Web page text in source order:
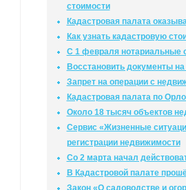
стоимости
Кадастровая палата
Как узнать кадастровую
С 1 февраля нотариальные
Восстановить документы
Запрет на операции с
Кадастровая палата по
Около 18 тысяч объектов
Сервис «Жизненные
регистрации недвижимости
Со 2 марта начал
В Кадастровой палате
Закон «О садоводстве и